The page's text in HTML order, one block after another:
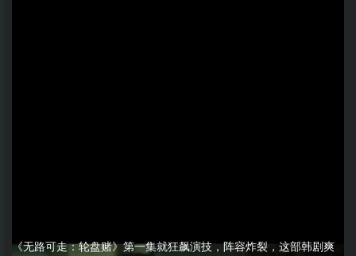
《无路可走：轮盘赌》第一集就狂飙演技，阵容炸裂，这部韩剧爽